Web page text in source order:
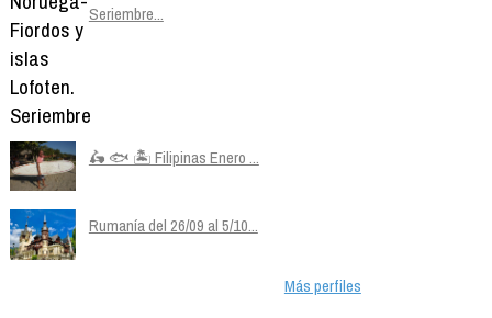
Seriembre...
🛵 🐟 🏝️ Filipinas Enero ...
Rumanía del 26/09 al 5/10...
Más perfiles